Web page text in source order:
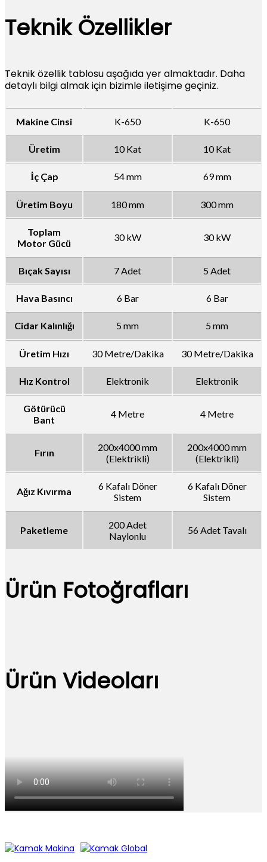
Teknik Özellikler
Teknik özellik tablosu aşağıda yer almaktadır. Daha
detaylı bilgi almak için bizimle iletişime geçiniz.
Makine Cinsi K-650 K-650
Üretim 10 Kat 10 Kat
İç Çap 54 mm 69 mm
Üretim Boyu 180 mm 300 mm
Toplam
Motor Gücü
30 kW 30 kW
Bıçak Sayısı 7 Adet 5 Adet
Hava Basıncı 6 Bar 6 Bar
Cidar Kalınlığı 5 mm 5 mm
Üretim Hızı 30 Metre/Dakika 30 Metre/Dakika
Hız Kontrol Elektronik Elektronik
Götürücü
Bant
4 Metre 4 Metre
Fırın
200x4000 mm
(Elektrikli)
200x4000 mm
(Elektrikli)
Ağız Kıvırma
6 Kafalı Döner
Sistem
6 Kafalı Döner
Sistem
Paketleme
200 Adet
Naylonlu
56 Adet Tavalı
Ürün Fotoğrafları
Ürün Videoları